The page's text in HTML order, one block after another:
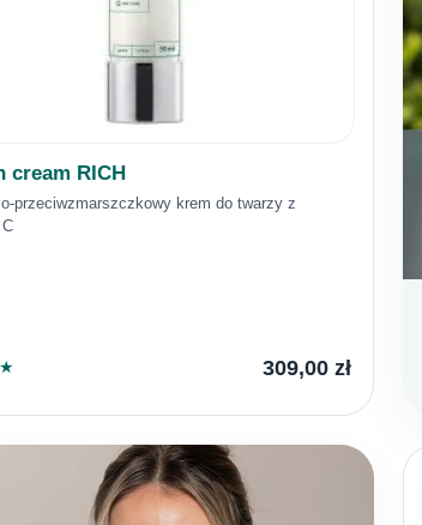
cream RICH
przeciwzmarszczkowy krem do twarzy z
★ 309,00zł